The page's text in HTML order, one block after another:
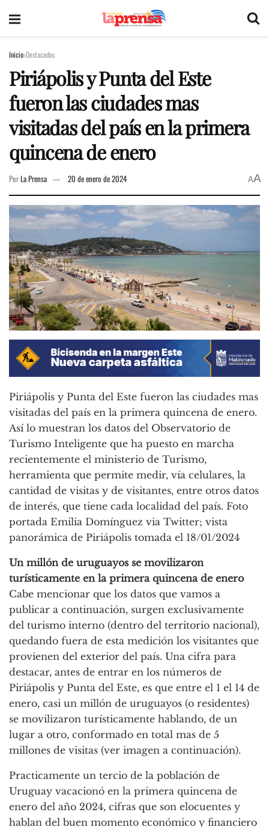
Inicio Destacados
Piriápolis y Punta del Este
fueron las ciudades mas
visitadas del país en la primera
quincena de enero
PorLa Prensa 20 de enero de 2024 AA
Piriápolis y Punta del Este fueron las ciudades mas
visitadas del país en la primera quincena de enero.
Así lo muestran los datos del Observatorio de
Turismo Inteligente que ha puesto en marcha
recientemente el ministerio de Turismo,
herramienta que permite medir, vía celulares, la
cantidad de visitas y de visitantes, entre otros datos
de interés, que tiene cada localidad del país. Foto
portada Emilia Domínguez via Twitter; vista
panorámica de Piriápolis tomada el 18/01/2024
Un millón de uruguayos se movilizaron
turísticamente en la primera quincena de enero
Cabe mencionar que los datos que vamos a
publicar a continuación, surgen exclusivamente
del turismo interno (dentro del territorio nacional),
quedando fuera de esta medición los visitantes que
provienen del exterior del país. Una cifra para
destacar, antes de entrar en los números de
Piriápolis y Punta del Este, es que entre el 1 el 14 de
enero, casi un millón de uruguayos (o residentes)
se movilizaron turísticamente hablando, de un
lugar a otro, conformado en total mas de 5
millones de visitas (ver imagen a continuación).
Practicamente un tercio de la población de
Uruguay vacacionó en la primera quincena de
enero del año 2024, cifras que son elocuentes y
hablan del buen momento económico y financiero